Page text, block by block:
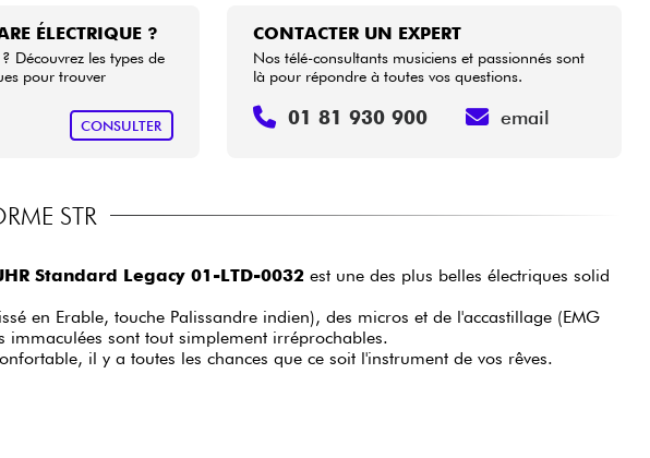
ÉLECTRIQUE ?
Découvrez les types de
pour trouver
CONSULTER
CONTACTER UN EXPERT
Nos télé-consultants musiciens et passionnés sont
là pour répondre à toutes vos questions.
01 81 930 900 email
STR
Standard Legacy 01-LTD-0032est une des plus belles électriques solid
en Erable, touche Palissandre indien), des micros et de l'accastillage (EMG
sont tout simplement irréprochables.
il y a toutes les chances que ce soit l'instrument de vos rêves.